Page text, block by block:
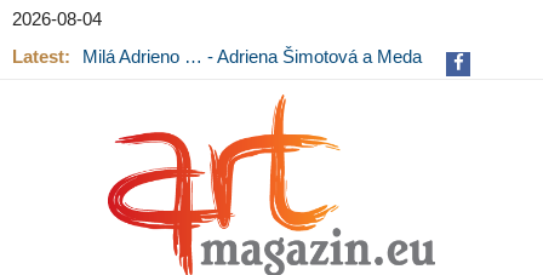
2026-08-04
Latest:
Milá Adrieno … - Adriena Šimotová a Meda